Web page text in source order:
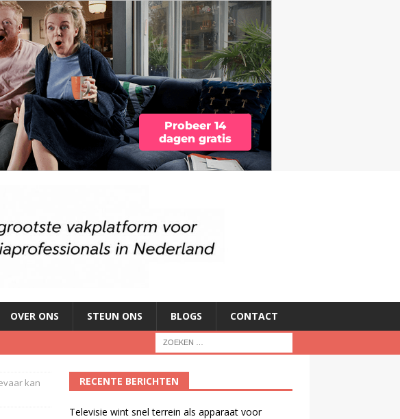
OVER ONS STEUN ONS BLOGS CONTACT
kan
RECENTE BERICHTEN
Televisie wint snel terrein als apparaat voor